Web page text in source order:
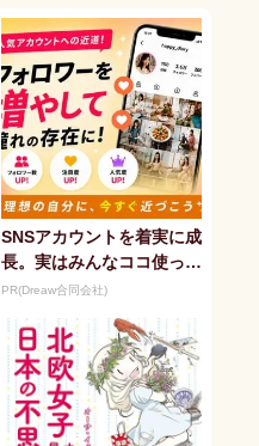
SNSアカウントを着実に成
長。実はみんなココ使って
ます。
PR(Dreaw合同会社)